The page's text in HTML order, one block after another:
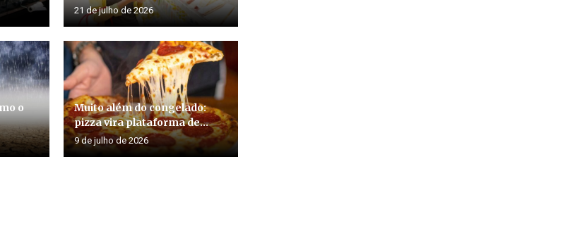
21 de julho de 2026
o
Muito além do congelado:
pizza vira plataforma de...
9 de julho de 2026